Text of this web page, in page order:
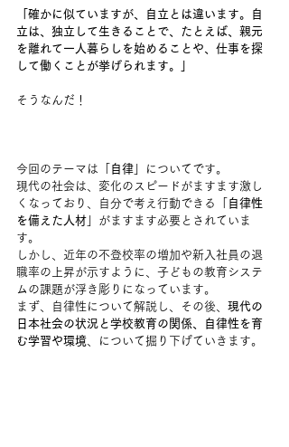
「確かに似ていますが、自立とは違います。自
立は、独立して生きることで、たとえば、親元
を離れて一人暮らしを始めることや、仕事を探
して働くことが挙げられます。」
そうなんだ！
今回のテーマは「 自律 」についてです。
現代の社会は、変化のスピードがますます激し
くなっており、自分で考え行動できる「
自律性
を備えた人材 」がますます必要とされていま
す。
しかし、近年の不登校率の増加や新入社員の退
職率の上昇が示すように、子どもの教育システ
ムの課題が浮き彫りになっています。
まず、自律性について解説し、その後、 現代の
日本社会の状況と学校教育の関係、自律性を育
む学習や環境 、について掘り下げていきます。